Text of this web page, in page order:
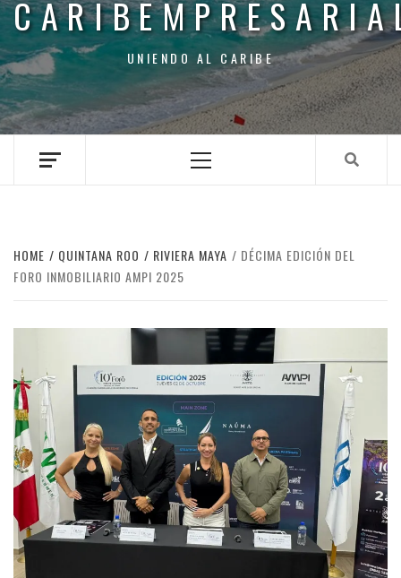
UNIENDO AL CARIBE
Menu
HOME QUINTANA ROO RIVIERA MAYA
DÉCIMA EDICIÓN DEL
FORO INMOBILIARIO AMPI 2025